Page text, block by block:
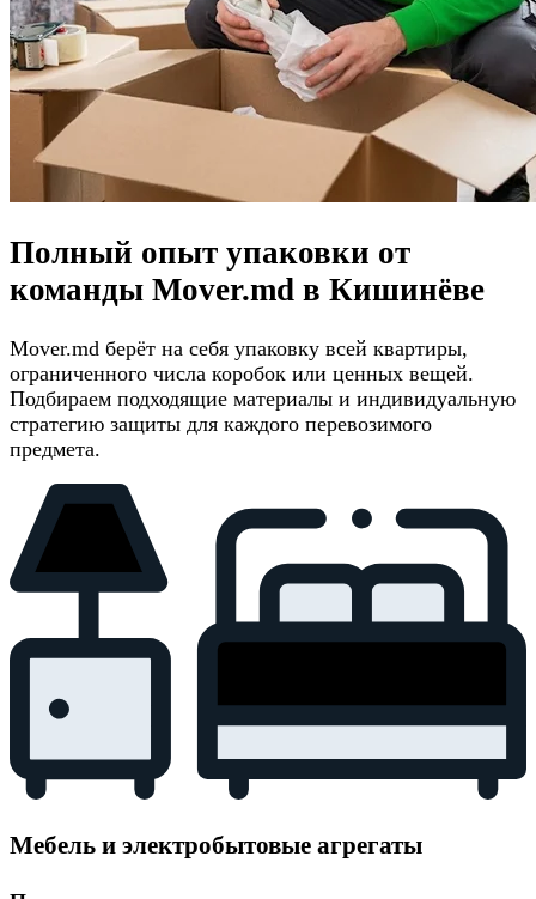
Полный опыт упаковки от
команды Mover.md в Кишинёве
Mover.md берёт на себя упаковку всей квартиры,
ограниченного числа коробок или ценных вещей.
Подбираем подходящие материалы и индивидуальную
стратегию защиты для каждого перевозимого
предмета.
Мебель и электробытовые агрегаты